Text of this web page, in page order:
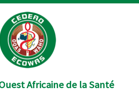
Africaine de la Santé